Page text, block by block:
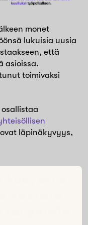
monet
lukuisia uusia
että
asioissa.
toimivaksi
läpinäkyvyys,
vastata
tarpeisiin